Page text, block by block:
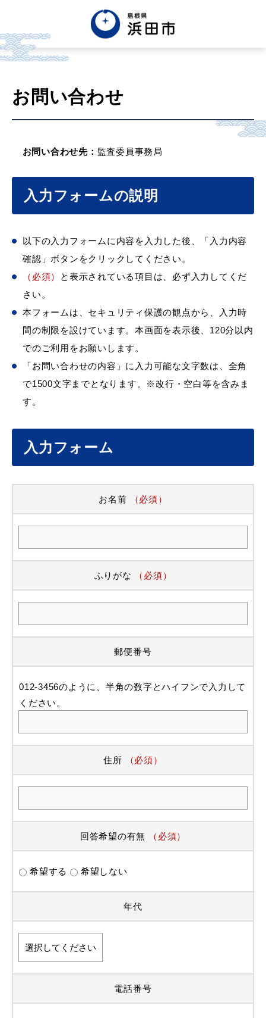
お問い合わせ
お問い合わせ先： 監査委員事務局
入力フォームの説明
以下の入力フォームに内容を入力した後、「入力内容
確認」ボタンをクリックしてください。
（必須）
と表示されている項目は、必ず入力してくだ
さい。
本フォームは、セキュリティ保護の観点から、入力時
間の制限を設けています。本画面を表示後、120分以内
でのご利用をお願いします。
「お問い合わせの内容」に入力可能な文字数は、全角
で1500文字までとなります。※改行・空白等を含みま
す。
入力フォーム
お名前 （必須）
ふりがな （必須）
郵便番号
012-3456のように、半角の数字とハイフンで入力して
ください。
住所 （必須）
回答希望の有無 （必須）
希望する 希望しない
年代
電話番号